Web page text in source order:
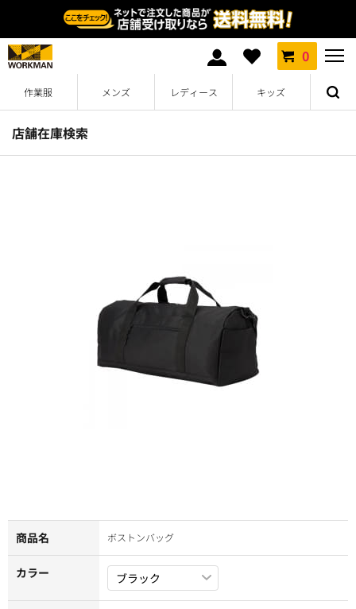
0
作業服 メンズ レディース キッズ
店舗在庫検索
商品名 ボストンバッグ
カラー